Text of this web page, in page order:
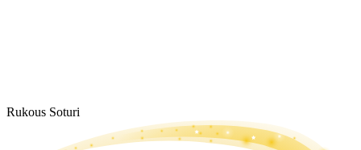
Rukous Soturi